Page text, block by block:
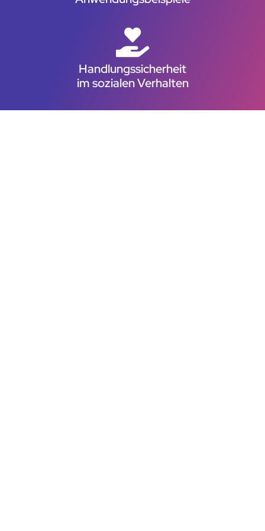
Handlungssicherheit
im sozialen Verhalten